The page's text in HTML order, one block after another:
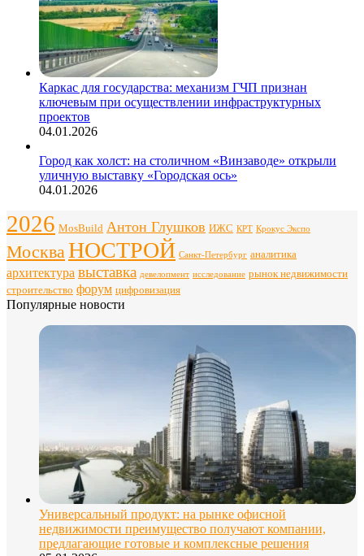
Каркас для государства: механизм ГЧП признан
ключевым при осуществлении инфраструктурных
проектов
04.01.2026
Город как холст: на столичном «Винзаводе» открыли
уличную выставку «Городская ось»
04.01.2026
2026 MosBuild Антон Глушков ИЖС КРТ Крокус Экспо
МоскваНОСТРОЙ Санкт-Петербург аналитика
архитектура выставка девелопмент исследование рынок недвижимости
строительство форум цифровизация
Популярные новости
Универсальный продукт: на рынке офисной
недвижимости преимущество получают компании,
предлагающие готовые и комплексные решения